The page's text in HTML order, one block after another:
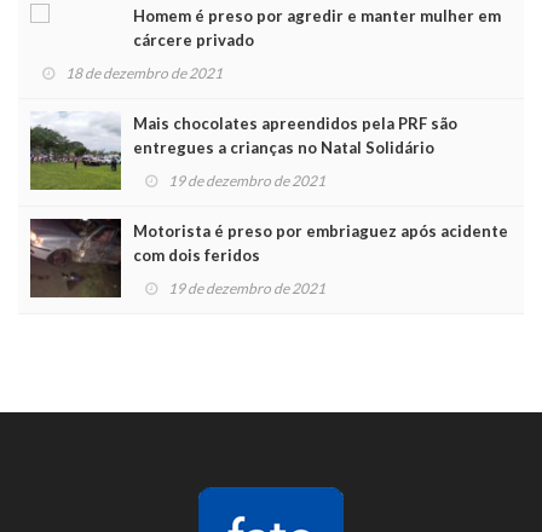
Homem é preso por agredir e manter mulher em
cárcere privado
18 de dezembro de 2021
Mais chocolates apreendidos pela PRF são
entregues a crianças no Natal Solidário
19 de dezembro de 2021
Motorista é preso por embriaguez após acidente
com dois feridos
19 de dezembro de 2021